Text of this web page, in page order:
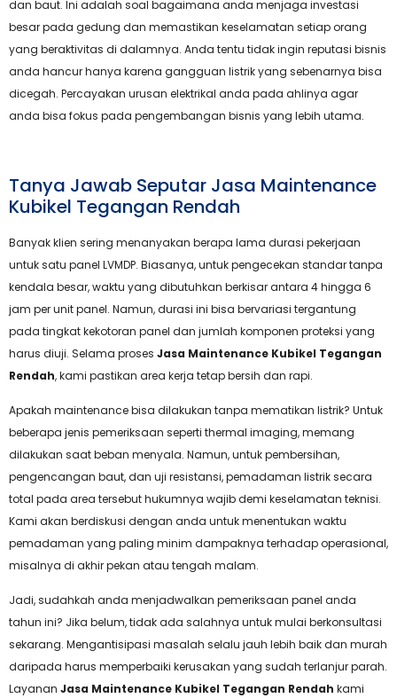
dan baut. Ini adalah soal bagaimana anda menjaga investasi
besar pada gedung dan memastikan keselamatan setiap orang
yang beraktivitas di dalamnya. Anda tentu tidak ingin reputasi bisnis
anda hancur hanya karena gangguan listrik yang sebenarnya bisa
dicegah. Percayakan urusan elektrikal anda pada ahlinya agar
anda bisa fokus pada pengembangan bisnis yang lebih utama.
Tanya Jawab Seputar Jasa Maintenance
Kubikel Tegangan Rendah
Banyak klien sering menanyakan berapa lama durasi pekerjaan
untuk satu panel LVMDP. Biasanya, untuk pengecekan standar tanpa
kendala besar, waktu yang dibutuhkan berkisar antara 4 hingga 6
jam per unit panel. Namun, durasi ini bisa bervariasi tergantung
pada tingkat kekotoran panel dan jumlah komponen proteksi yang
harus diuji. Selama proses Jasa Maintenance Kubikel Tegangan
Rendah, kami pastikan area kerja tetap bersih dan rapi.
Apakah maintenance bisa dilakukan tanpa mematikan listrik? Untuk
beberapa jenis pemeriksaan seperti thermal imaging, memang
dilakukan saat beban menyala. Namun, untuk pembersihan,
pengencangan baut, dan uji resistansi, pemadaman listrik secara
total pada area tersebut hukumnya wajib demi keselamatan teknisi.
Kami akan berdiskusi dengan anda untuk menentukan waktu
pemadaman yang paling minim dampaknya terhadap operasional,
misalnya di akhir pekan atau tengah malam.
Jadi, sudahkah anda menjadwalkan pemeriksaan panel anda
tahun ini? Jika belum, tidak ada salahnya untuk mulai berkonsultasi
sekarang. Mengantisipasi masalah selalu jauh lebih baik dan murah
daripada harus memperbaiki kerusakan yang sudah terlanjur parah.
Layanan Jasa Maintenance Kubikel Tegangan Rendah kami